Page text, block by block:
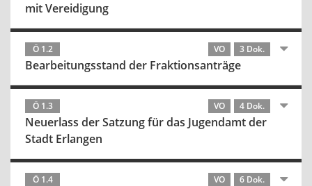
mit Vereidigung
Ö 1.2 VO 3 Dok.
Bearbeitungsstand der Fraktionsanträge
Ö 1.3 VO 4 Dok.
Neuerlass der Satzung für das Jugendamt der
Stadt Erlangen
Ö 1.4 VO 6 Dok.